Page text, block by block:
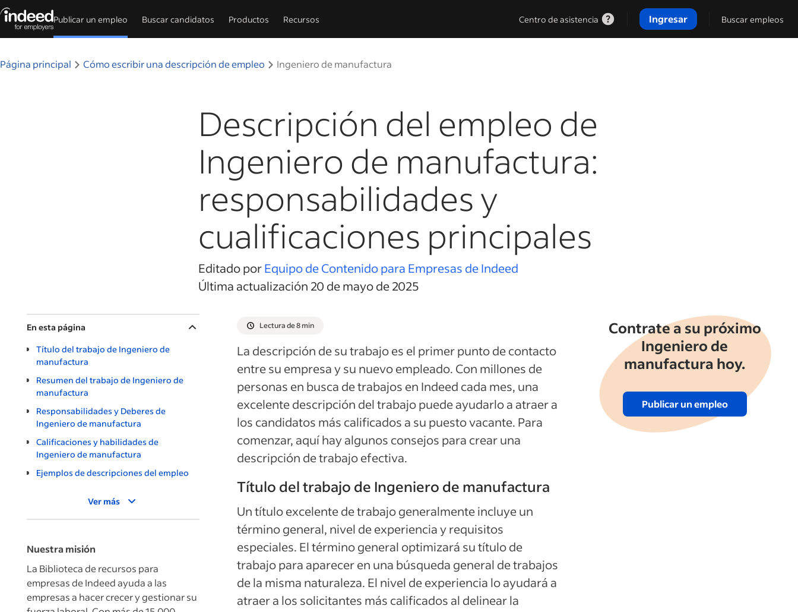
Publicar un empleo Buscar candidatos Productos Recursos Centro de asistencia Ingresar Buscar empleos
Página principal
Cómo escribir una descripción de empleo Ingeniero de manufactura
Descripción del empleo de
Ingeniero de manufactura:
responsabilidades y
cualificaciones principales
Editado porEquipo de Contenido para Empresas de Indeed
Última actualización 20 de mayo de 2025
En esta página
Título del trabajo de Ingeniero de
manufactura
Resumen del trabajo de Ingeniero de
manufactura
Responsabilidades y Deberes de
Ingeniero de manufactura
Calificaciones y habilidades de
Ingeniero de manufactura
Ejemplos de descripciones del empleo
Ver más
Nuestra misión
La Biblioteca de recursos para
empresas de Indeed ayuda a las
empresas a hacer crecer y gestionar su
Lectura de 8 min
La descripción de su trabajo es el primer punto de contacto
entre su empresa y su nuevo empleado. Con millones de
personas en busca de trabajos en Indeed cada mes, una
excelente descripción del trabajo puede ayudarlo a atraer a
los candidatos más calificados a su puesto vacante. Para
comenzar, aquí hay algunos consejos para crear una
descripción de trabajo efectiva.
Título del trabajo de Ingeniero de manufactura
Un título excelente de trabajo generalmente incluye un
término general, nivel de experiencia y requisitos
especiales. El término general optimizará su título de
trabajo para aparecer en una búsqueda general de trabajos
de la misma naturaleza. El nivel de experiencia lo ayudará a
atraer a los solicitantes más calificados al delinear la
Contrate a su próximo
Ingeniero de
manufactura hoy.
Publicar un empleo